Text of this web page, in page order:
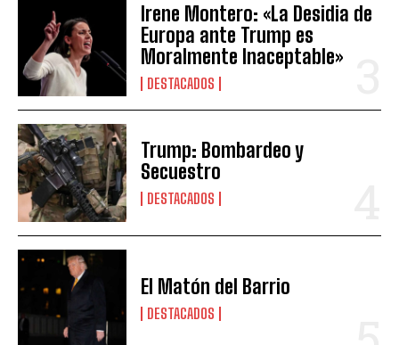
Irene Montero: «La Desidia de
Europa ante Trump es
Moralmente Inaceptable»
DESTACADOS
Trump: Bombardeo y
Secuestro
DESTACADOS
El Matón del Barrio
DESTACADOS